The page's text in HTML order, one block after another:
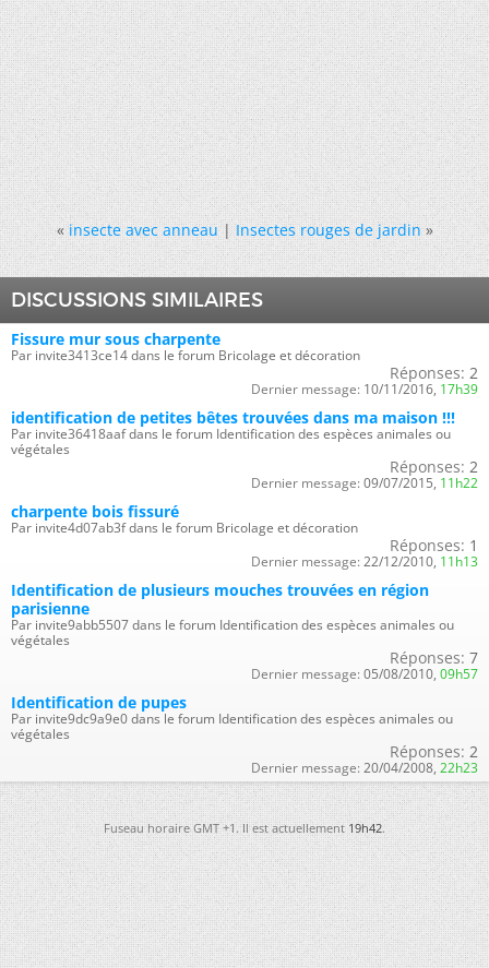
« insecte avec anneau|Insectes rouges de jardin »
DISCUSSIONS SIMILAIRES
Fissure mur sous charpente
Par invite3413ce14 dans le forum Bricolage et décoration
Réponses: 2
Dernier message: 10/11/2016, 17h39
identification de petites bêtes trouvées dans ma maison !!!
Par invite36418aaf dans le forum Identification des espèces animales ou
végétales
Réponses: 2
Dernier message: 09/07/2015, 11h22
charpente bois fissuré
Par invite4d07ab3f dans le forum Bricolage et décoration
Réponses: 1
Dernier message: 22/12/2010, 11h13
Identification de plusieurs mouches trouvées en région
parisienne
Par invite9abb5507 dans le forum Identification des espèces animales ou
végétales
Réponses: 7
Dernier message: 05/08/2010, 09h57
Identification de pupes
Par invite9dc9a9e0 dans le forum Identification des espèces animales ou
végétales
Réponses: 2
Dernier message: 20/04/2008, 22h23
Fuseau horaire GMT +1. Il est actuellement19h42.